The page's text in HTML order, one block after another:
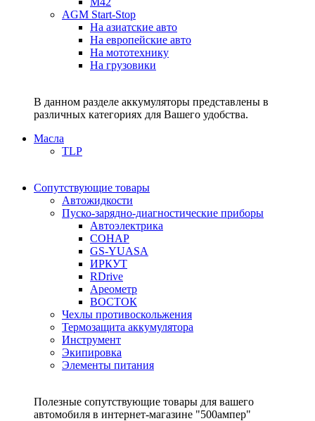
AGM Start-Stop
На азиатские авто
На европейские авто
На мототехнику
На грузовики
В данном разделе аккумуляторы представлены в
различных категориях для Вашего удобства.
Масла
TLP
Сопутствующие товары
Автожидкости
Пуско-зарядно-диагностические приборы
Автоэлектрика
СОНАР
GS-YUASA
ИРКУТ
RDrive
Ареометр
ВОСТОК
Чехлы противоскольжения
Термозащита аккумулятора
Инструмент
Экипировка
Элементы питания
Полезные сопутствующие товары для вашего
автомобиля в интернет-магазине "500ампер"